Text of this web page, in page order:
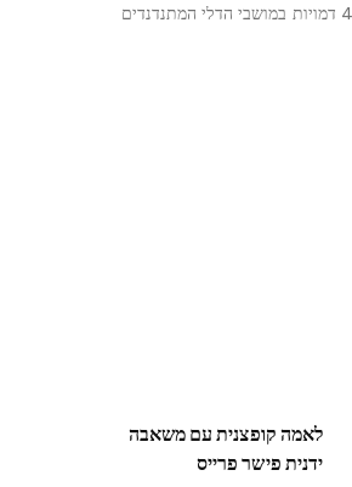
סובבו את הכפתור כדי שהגלגל הענק יסתובב והאזינו למנגינה. כולל 4 דמויות במושבי הדלי המתנדנדים
לאמה קופצנית עם משאבה
ידנית פישר פרייס